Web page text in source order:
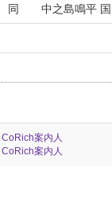
同 中之島鳴平
CoRich案内人
CoRich案内人